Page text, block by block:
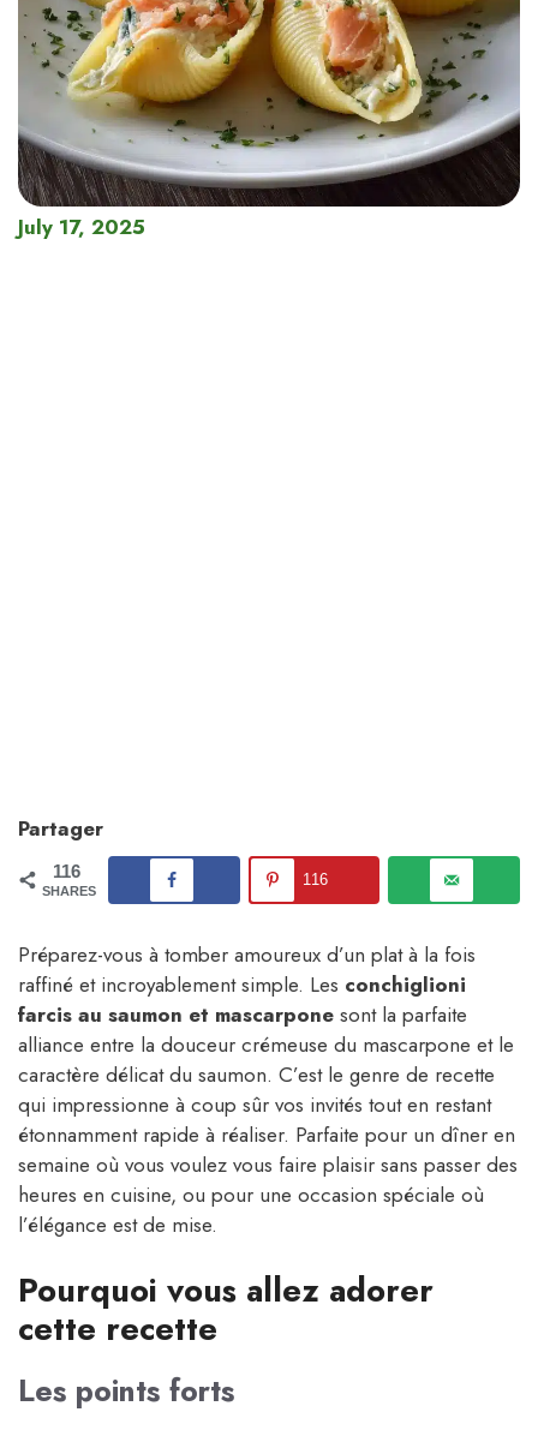
July 17, 2025
Partager
116
SHARES
116
Préparez-vous à tomber amoureux d’un plat à la fois
raffiné et incroyablement simple. Les conchiglioni
farcis au saumon et mascarpone sont la parfaite
alliance entre la douceur crémeuse du mascarpone et le
caractère délicat du saumon. C’est le genre de recette
qui impressionne à coup sûr vos invités tout en restant
étonnamment rapide à réaliser. Parfaite pour un dîner en
semaine où vous voulez vous faire plaisir sans passer des
heures en cuisine, ou pour une occasion spéciale où
l’élégance est de mise.
Pourquoi vous allez adorer
cette recette
Les points forts